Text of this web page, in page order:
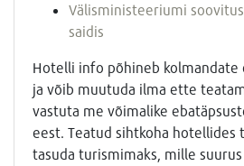
Välisministeeriumi
saidis
Hotelli info põhineb kolmandate
ja võib muutuda ilma ette
vastuta me võimalike
eest. Teatud sihtkoha hotellides
tasuda turismimaks, mille